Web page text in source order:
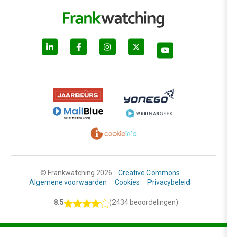
© Frankwatching 2026 - Creative Commons
Algemene voorwaarden
Cookies Privacybeleid
8.5 (2434 beoordelingen)